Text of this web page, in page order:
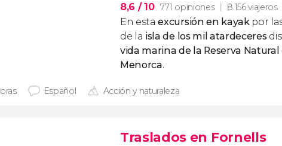
8,6 / 10 771 opiniones 8.156 viajeros
En estaexcursión en kayak por
de la isla de los mil atardeceres
vida marina de la Reserva
Menorca.
Español Acción y naturaleza
Traslados en Fornells